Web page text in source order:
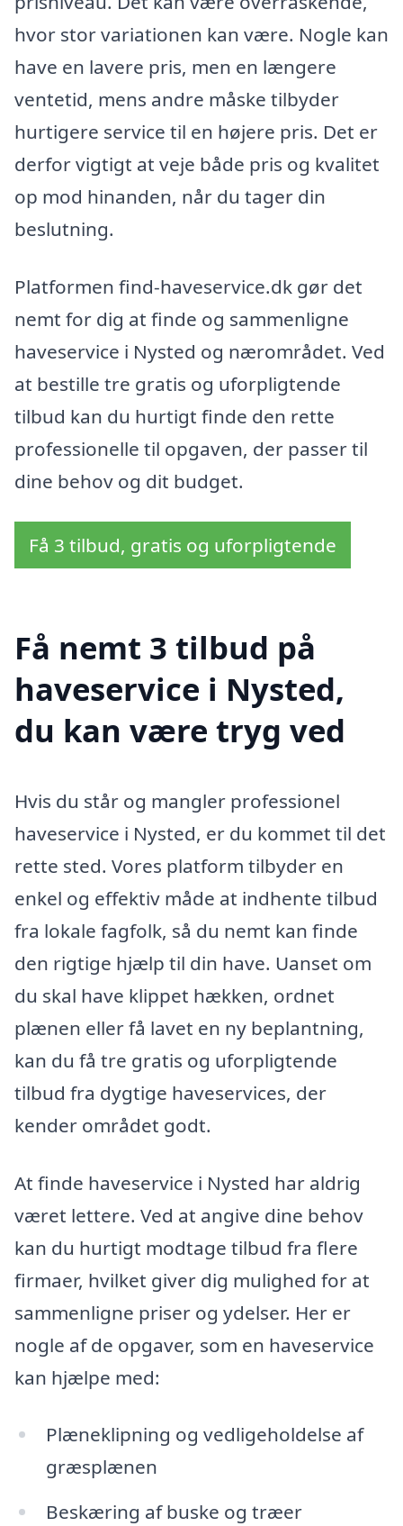
hvor stor variationen kan være. Nogle kan
have en lavere pris, men en længere
ventetid, mens andre måske tilbyder
hurtigere service til en højere pris. Det er
derfor vigtigt at veje både pris og kvalitet
op mod hinanden, når du tager din
beslutning.
Platformen find-haveservice.dk gør det
nemt for dig at finde og sammenligne
haveservice i Nysted og nærområdet. Ved
at bestille tre gratis og uforpligtende
tilbud kan du hurtigt finde den rette
professionelle til opgaven, der passer til
dine behov og dit budget.
Få 3 tilbud, gratis og uforpligtende
Få nemt 3 tilbud på
haveservice i Nysted,
du kan være tryg ved
Hvis du står og mangler professionel
haveservice i Nysted, er du kommet til det
rette sted. Vores platform tilbyder en
enkel og effektiv måde at indhente tilbud
fra lokale fagfolk, så du nemt kan finde
den rigtige hjælp til din have. Uanset om
du skal have klippet hækken, ordnet
plænen eller få lavet en ny beplantning,
kan du få tre gratis og uforpligtende
tilbud fra dygtige haveservices, der
kender området godt.
At finde haveservice i Nysted har aldrig
været lettere. Ved at angive dine behov
kan du hurtigt modtage tilbud fra flere
firmaer, hvilket giver dig mulighed for at
sammenligne priser og ydelser. Her er
nogle af de opgaver, som en haveservice
kan hjælpe med:
Plæneklipning og vedligeholdelse af
græsplænen
Beskæring af buske og træer